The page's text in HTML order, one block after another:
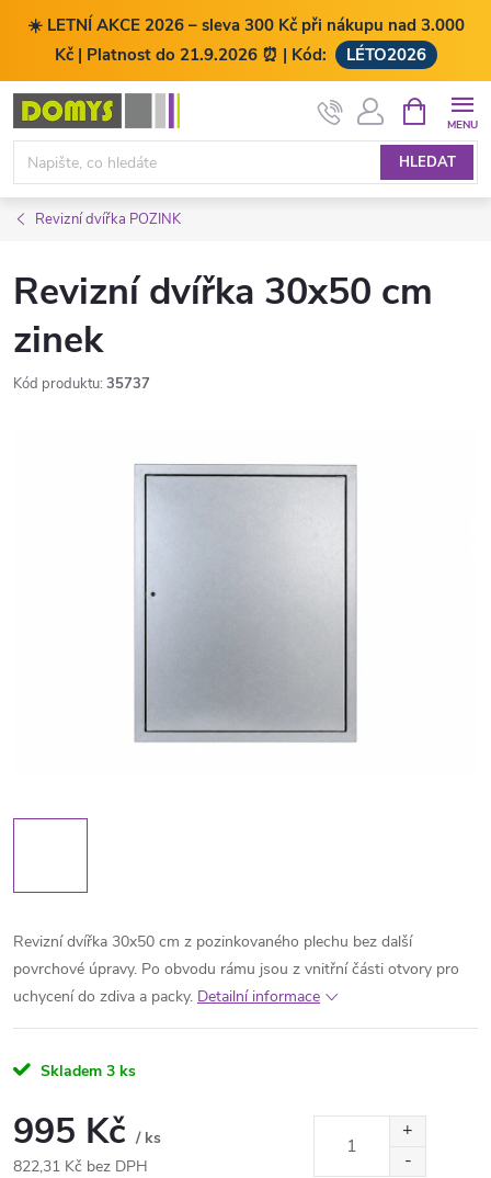
☀️ LETNÍ AKCE 2026 – sleva 300 Kč při nákupu nad 3.000
Kč | Platnost do 21.9.2026 ⏰ | Kód:
LÉTO2026
Přejít
obsah
HLEDAT
NÁKUPNÍ
KOŠÍK
Revizní dvířka POZINK
Revizní dvířka 30x50 cm
zinek
Kód produktu: 35737
Revizní dvířka 30x50 cm z pozinkovaného plechu bez další
povrchové úpravy. Po obvodu rámu jsou z vnitřní části otvory pro
uchycení do zdiva a packy. Detailní informace
Skladem 3 ks
995 Kč / ks
822,31 Kč bez DPH